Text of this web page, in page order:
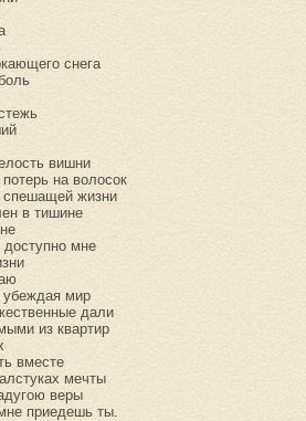
снега
вишни
на волосок
спешащей жизни
в тишине
доступно мне
убеждая мир
дали
из квартир
вместе
мечты
веры
приедешь ты.